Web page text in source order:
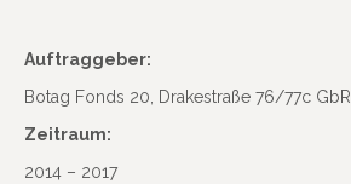
Auftrag­geber:
Botag Fonds 20, Drake­straße 76/77c GbR
Zeit­raum:
2014 – 2017